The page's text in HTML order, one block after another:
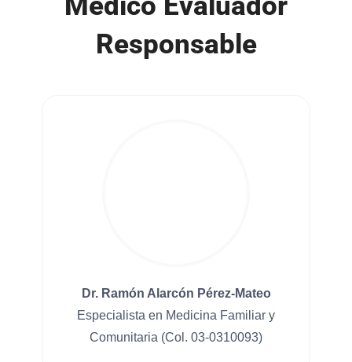
Responsable
Dr. Ramón Alarcón Pérez-Mateo
Especialista en Medicina Familiar y
Comunitaria (Col. 03-0310093)